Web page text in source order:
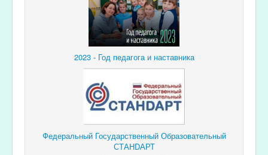
2023 - Год педагога и наставника
Федеральный Государственный Образовательный
СТАНDАРТ